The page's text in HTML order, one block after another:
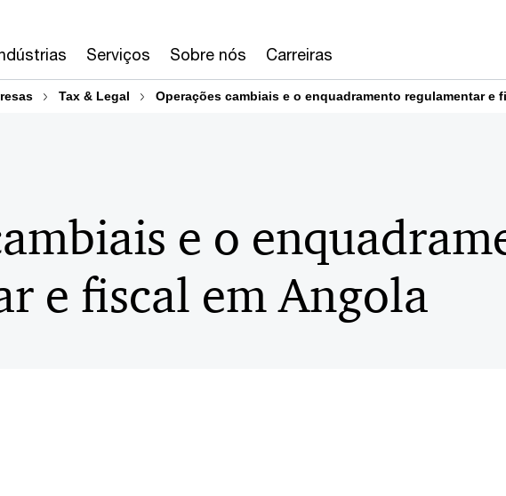
Serviços Sobre nós Carreiras
Tax & Legal Operações cambiais e o enquadramento regulamentar e
e o
e fiscal em Angola